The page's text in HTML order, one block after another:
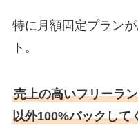
特に月額固定プラン
ト。
売上の高いフリーラ
以外100%バックして